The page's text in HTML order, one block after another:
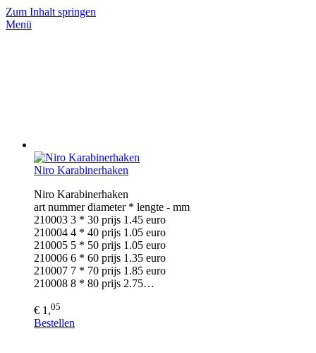
Zum Inhalt springen
Menü
Niro Karabinerhaken
Niro Karabinerhaken
art nummer diameter * lengte - mm
210003 3 * 30 prijs 1.45 euro
210004 4 * 40 prijs 1.05 euro
210005 5 * 50 prijs 1.05 euro
210006 6 * 60 prijs 1.35 euro
210007 7 * 70 prijs 1.85 euro
210008 8 * 80 prijs 2.75…
€ 1,05
Bestellen